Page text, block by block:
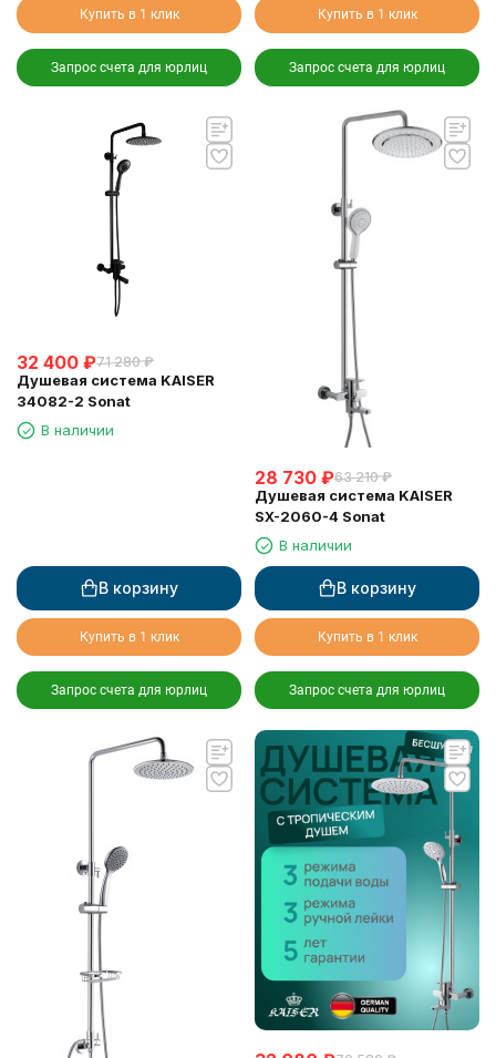
Купить в 1 клик
Запрос счета для юрлиц
Купить в 1 клик
Запрос счета для юрлиц
32 400 ₽71 280 ₽
Душевая система KAISER
34082-2 Sonat
В наличии
В корзину
Купить в 1 клик
Запрос счета для юрлиц
28 730 ₽63 210 ₽
Душевая система KAISER
SX-2060-4 Sonat
В наличии
В корзину
Купить в 1 клик
Запрос счета для юрлиц